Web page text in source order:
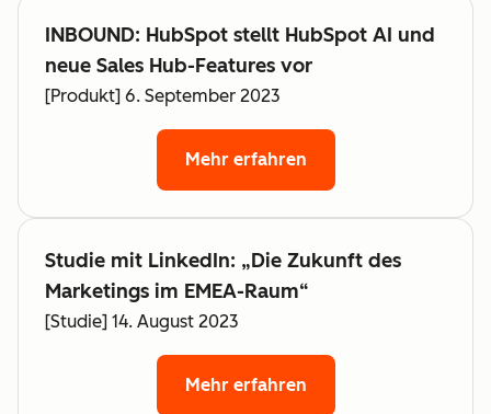
INBOUND: HubSpot stellt HubSpot AI und
neue Sales Hub-Features vor
[Produkt] 6. September 2023
Mehr erfahren
Studie mit LinkedIn: „Die Zukunft des
Marketings im EMEA-Raum“
[Studie] 14. August 2023
Mehr erfahren